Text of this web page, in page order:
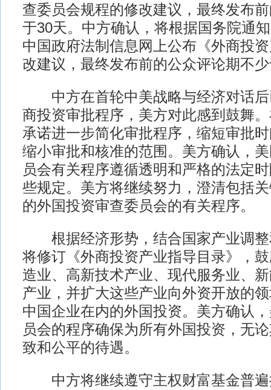
查委员会规程的修改建议，最终发布
于30天。中方确认，将根据国务院通
中国政府法制信息网上公布《外商投
改建议，最终发布前的公众评论期不
中方在首轮中美战略与经济对话后
商投资审批程序，美方对此感到鼓舞
承诺进一步简化审批程序，缩短审批
缩小审批和核准的范围。美方确认，
员会有关程序遵循透明和严格的法定
些规定。美方将继续努力，澄清包括
的外国投资审查委员会的有关程序。
根据经济形势，结合国家产业调整
将修订《外商投资产业指导目录》，
造业、高新技术产业、现代服务业、
产业，并扩大这些产业向外资开放的
中国企业在内的外国投资。美方确认
员会的程序确保为所有外国投资，无
致和公平的待遇。
中方将继续遵守主权财富基金普遍